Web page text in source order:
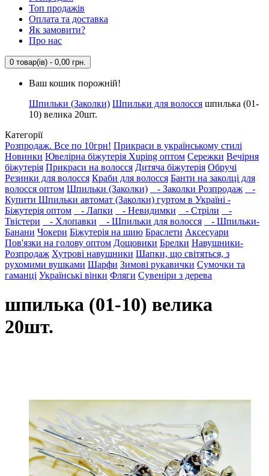
Топ продажів
Оплата та доставка
Як замовити?
Про нас
0 товар(ів) - 0,00 грн.
Ваш кошик порожній!
Шпильки (Заколки) Шпильки для волосся шпилька (01-
10) велика 20шт.
Категорії
Розпродаж. Все по 10грн! Прикраси в українському стилі
Новинки Ювелірна біжутерія Xuping оптом Сережки Вечірня
біжутерія Прикраси на волосся Дитяча біжутерія Обручі
Резинки для волосся Краби для волосся Банти на заколці для
волосся оптом Шпильки (Заколки) - Заколки Розпродаж
-
Купити Шпильки автомат (Заколки) гуртом в Україні -
Біжутерія оптом
- Лапки - Невидимки - Стріли
-
Твістери
- Хлопавки - Шпильки для волосся
- Шпильки-
Банани Чокери Біжутерія на шию Браслети Аксесуари
Пов'язки на голову оптом Дощовики Брелки Навушники-
Розпродаж Хутрові навушники Шапки, що світяться, з
рухомими вушками Шарфи Зимові рукавички Сумочки та
гаманці Українські вінки Фляги Сувеніри з дерева
шпилька (01-10) велика
20шт.